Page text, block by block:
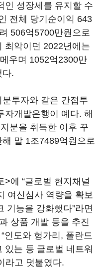
인 성장세를 유지할 수
전체 당기순이익 643
506억5700만원으로
최악이던 2022년에는
우며 1052억2300만
다.
투자와 같은 간접투
자개발은행이 예다. 해
분을 취득한 이후 꾸
말 1조7489억원으로
에 “글로벌 현지채널
여신심사 역량을 확보
기능을 강화했다”라면
상품 개발 등을 추진
인도와 헝가리, 폴란드
있는 등 글로벌 네트워
라고 덧붙였다.